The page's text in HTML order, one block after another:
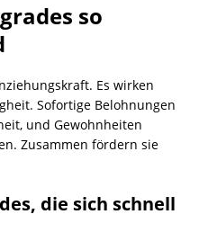
so
Es wirken
Sofortige Belohnungen
und Gewohnheiten
Zusammen fördern sie
die sich schnell